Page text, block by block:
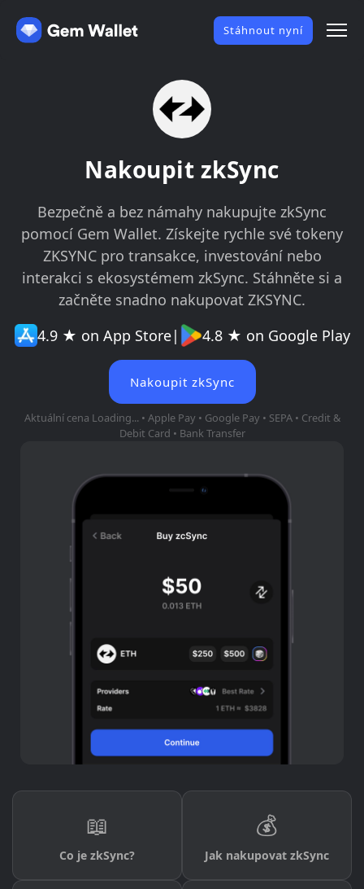
Stáhnout nyní
Nakoupit zkSync
Bezpečně a bez námahy nakupujte zkSync
pomocí Gem Wallet. Získejte rychle své tokeny
ZKSYNC pro transakce, investování nebo
interakci s ekosystémem zkSync. Stáhněte si a
začněte snadno nakupovat ZKSYNC.
4.9 ★ on App Store| 4.8 ★ on Google Play
Nakoupit zkSync
Aktuální cena Loading... • Apple Pay • Google Pay • SEPA • Credit &
Debit Card • Bank Transfer
📖
Co je zkSync?
💰
Jak nakupovat zkSync